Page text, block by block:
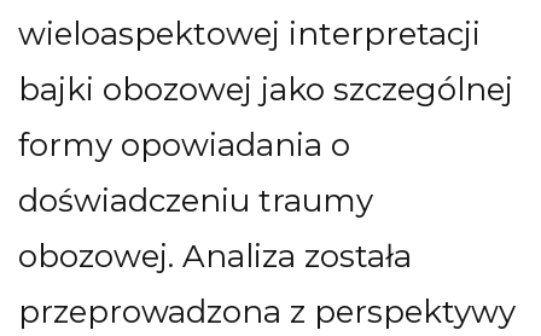
wieloaspektowej interpretacji
bajki obozowej jako szczególnej
formy opowiadania o
doświadczeniu traumy
obozowej. Analiza została
przeprowadzona z perspektywy